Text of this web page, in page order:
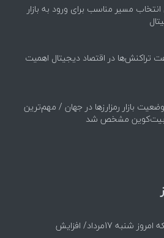
انتخاب مسیر مناسب برای ورود به بازار
تراکنش‌ها در اقتصاد دیجیتال اهمیت
بازار رمزارزها در جهان / مهم‌ترین
بیت‌کوین مشخص شد
قیمت طلا و سکه امروز شنبه 17مرداد/ افزایش